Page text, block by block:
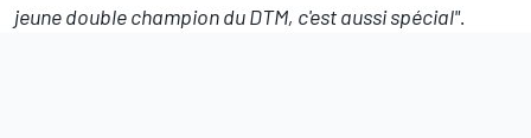
jeune double champion du DTM, c'est aussi spécial".